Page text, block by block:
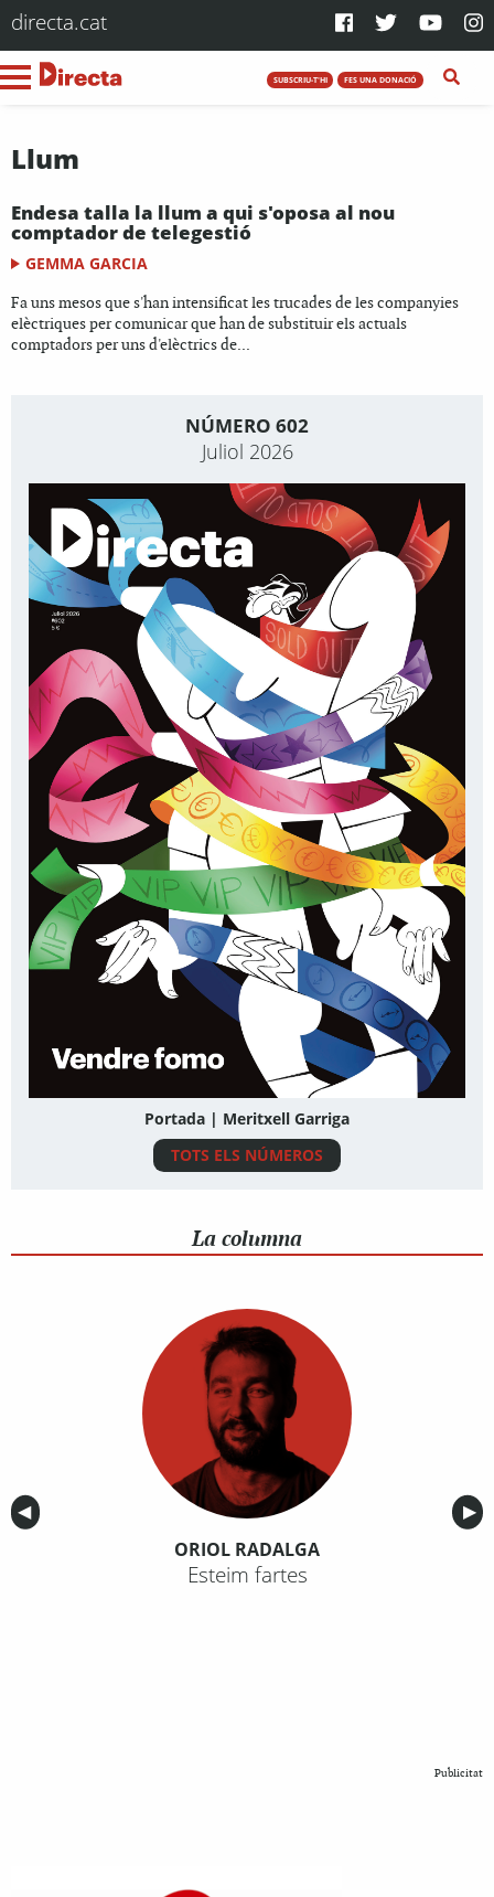
directa.cat
SUBSCRIU-T'HI FES UNA DONACIÓ
Llum
Endesa talla la llum a qui s'oposa al nou
comptador de telegestió
GEMMA GARCIA
Fa uns mesos que s'han intensificat les trucades de les companyies
elèctriques per comunicar que han de substituir els actuals
comptadors per uns d'elèctrics de...
NÚMERO 602
Juliol 2026
Portada | Meritxell Garriga
TOTS ELS NÚMEROS
La columna
Anterior
◀︎ ▶︎
ORIOL RADALGA
Esteim fartes
Publicitat